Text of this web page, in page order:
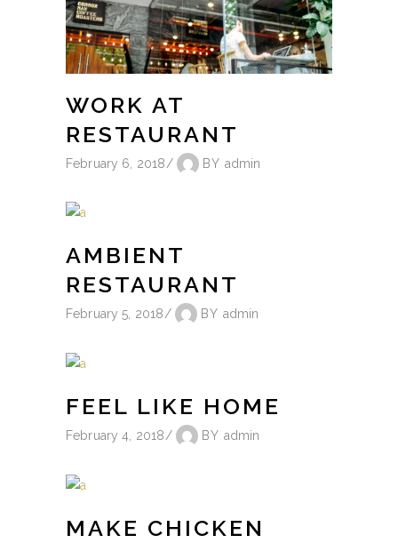
WORK AT
RESTAURANT
February 6, 2018 BY admin
AMBIENT
RESTAURANT
February 5, 2018 BY admin
FEEL LIKE HOME
February 4, 2018 BY admin
MAKE CHICKEN